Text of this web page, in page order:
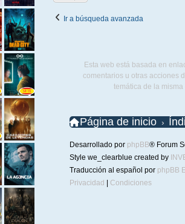
Ir a búsqueda avanzada
Esta web está basada en
comentarios u otras acciones
temática de la
Página de inicio
Desarrollado por phpBB® Forum
Style we_clearblue created by
Traducción al español por phpBB
Privacidad
Condiciones